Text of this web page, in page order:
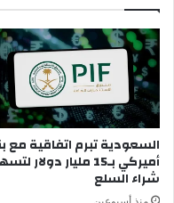
السعودية تبرم اتفاقية مع
أميركي بـ15 مليار دولار
شراء السلع